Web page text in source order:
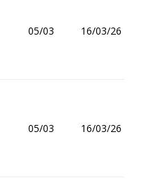
05/03 16/03/26
05/03 16/03/26